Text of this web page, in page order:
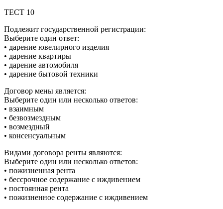
ТЕСТ 10
Подлежит государственной регистрации:
Выберите один ответ:
• дарение ювелирного изделия
• дарение квартиры
• дарение автомобиля
• дарение бытовой техники
Договор мены является:
Выберите один или несколько ответов:
• взаимным
• безвозмездным
• возмездный
• консенсуальным
Видами договора ренты являются:
Выберите один или несколько ответов:
• пожизненная рента
• бессрочное содержание с иждивением
• постоянная рента
• пожизненное содержание с иждивением